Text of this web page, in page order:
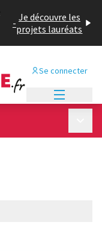
- Je découvre les
projets lauréats
Se connecter